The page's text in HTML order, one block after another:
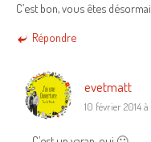
C’est bon, vous êtes
Répondre
evetmatt
10 février 2014 à